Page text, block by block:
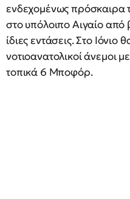
ενδεχομένως πρόσκαιρα
στο υπόλοιπο Αιγαίο από
ίδιες εντάσεις. Στο Ιόνιο
νοτιοανατολικοί άνεμοι
τοπικά 6 Μποφόρ.